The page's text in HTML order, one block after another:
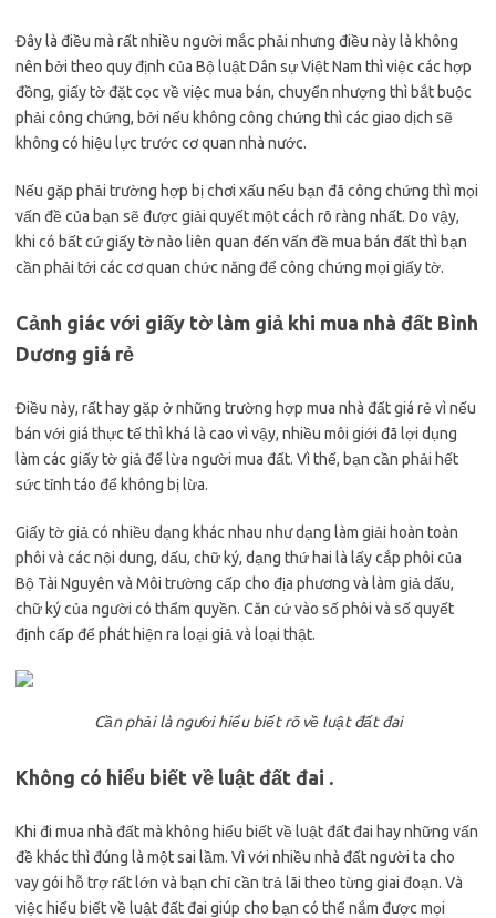
Đây là điều mà rất nhiều người mắc phải nhưng điều này là không
nên bởi theo quy định của Bộ luật Dân sự Việt Nam thì việc các hợp
đồng, giấy tờ đặt cọc về việc mua bán, chuyển nhượng thì bắt buộc
phải công chứng, bởi nếu không công chứng thì các giao dịch sẽ
không có hiệu lực trước cơ quan nhà nước.
Nếu gặp phải trường hợp bị chơi xấu nếu bạn đã công chứng thì mọi
vấn đề của bạn sẽ được giải quyết một cách rõ ràng nhất. Do vậy,
khi có bất cứ giấy tờ nào liên quan đến vấn đề mua bán đất thì bạn
cần phải tới các cơ quan chức năng để công chứng mọi giấy tờ.
Cảnh giác với giấy tờ làm giả khi mua nhà đất Bình
Dương giá rẻ
Điều này, rất hay gặp ở những trường hợp mua nhà đất giá rẻ vì nếu
bán với giá thực tế thì khá là cao vì vậy, nhiều môi giới đã lợi dụng
làm các giấy tờ giả để lừa người mua đất. Vì thế, bạn cần phải hết
sức tỉnh táo để không bị lừa.
Giấy tờ giả có nhiều dạng khác nhau như dạng làm giải hoàn toàn
phôi và các nội dung, dấu, chữ ký, dạng thứ hai là lấy cắp phôi của
Bộ Tài Nguyên và Môi trường cấp cho địa phương và làm giả dấu,
chữ ký của người có thẩm quyền. Căn cứ vào số phôi và số quyết
định cấp để phát hiện ra loại giả và loại thật.
Cần phải là người hiểu biết rõ về luật đất đai
Không có hiểu biết về luật đất đai .
Khi đi mua nhà đất mà không hiểu biết về luật đất đai hay những vấn
đề khác thì đúng là một sai lầm. Vì với nhiều nhà đất người ta cho
vay gói hỗ trợ rất lớn và bạn chỉ cần trả lãi theo từng giai đoạn. Và
việc hiểu biết về luật đất đai giúp cho bạn có thể nắm được mọi